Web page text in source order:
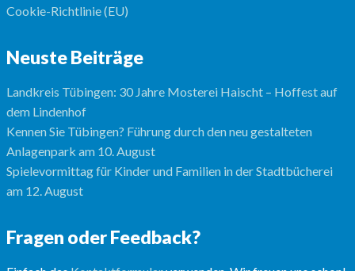
Cookie-Richtlinie (EU)
Neuste Beiträge
Landkreis Tübingen: 30 Jahre Mosterei Haischt – Hoffest auf
dem Lindenhof
Kennen Sie Tübingen? Führung durch den neu gestalteten
Anlagenpark am 10. August
Spielevormittag für Kinder und Familien in der Stadtbücherei
am 12. August
Fragen oder Feedback?